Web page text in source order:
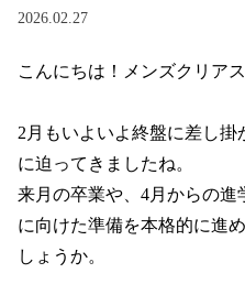
2026.02.27
こんにちは！メンズクリア
2月もいよいよ終盤に差し
に迫ってきましたね。
来月の卒業や、4月からの
に向けた準備を本格的に進
しょうか。